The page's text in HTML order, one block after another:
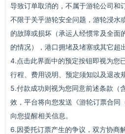
导致订单取消的，不属于游轮公司和
不限于关乎游轮安全问题，游轮浸水
的故障或损坏（承运人经惯常及全面
的情况），港口拥堵及堵塞或其它超
4.点击此界面中的预定按钮即视为您
行程、费用说明、预定须知以及退改
5.付款成功则视为您同意前述条款（
效，平台将向您发送《游轮订票合同
向您提醒相关信息。
6.因委托订票产生的争议，双方协商